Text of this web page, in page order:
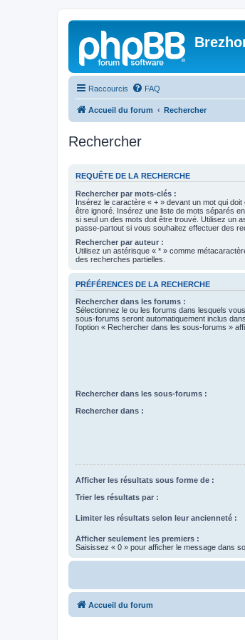
Raccourcis FAQ
Accueil du forum Rechercher
Rechercher
REQUÊTE DE LA RECHERCHE
Rechercher par mots-clés :
Insérez le caractère « + » devant un mot qui
être ignoré. Insérez une liste de mots séparés
si seul un des mots doit être trouvé. Utilisez un
passe-partout si vous souhaitez effectuer des
Rechercher par auteur :
Utilisez un astérisque « * » comme
des recherches partielles.
PRÉFÉRENCES DE LA RECHERCHE
Rechercher dans les forums :
Sélectionnez le ou les forums dans lesquels
sous-forums seront automatiquement inclus
l’option « Rechercher dans les sous-forums »
Rechercher dans les sous-forums :
Rechercher dans :
Afficher les résultats sous forme de :
Trier les résultats par :
Limiter les résultats selon leur ancienneté :
Afficher seulement les premiers :
Saisissez « 0 » pour afficher le message dans
Accueil du forum